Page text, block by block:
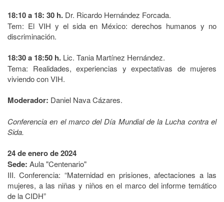
18:10 a 18: 30 h. Dr. Ricardo Hernández Forcada.
Tem: El VIH y el sida en México: derechos humanos y no
discriminación.
18:30 a 18:50 h. Lic. Tania Martínez Hernández.
Tema: Realidades, experiencias y expectativas de mujeres
viviendo con VIH.
Moderador: Daniel Nava Cázares.
Conferencia en el marco del Día Mundial de la Lucha contra el
Sida.
24 de enero de 2024
Sede: Aula "Centenario"
III. Conferencia: “Maternidad en prisiones, afectaciones a las
mujeres, a las niñas y niños en el marco del informe temático
de la CIDH”